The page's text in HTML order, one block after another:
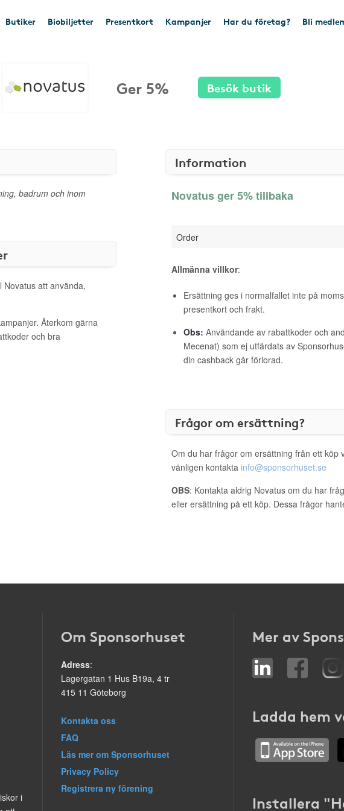
Butiker Biobiljetter Presentkort Kampanjer Har du företag? Bli
Ger 5% Besök butik
badrum och inom
Novatus att använda,
Återkom gärna
och bra
Information
Novatus ger 5% tillbaka
Order
Allmänna villkor:
Ersättning ges i normalfallet inte på
presentkort och frakt.
Obs: Användande av rabattkoder och
Mecenat) som ej utfärdats av
din cashback går förlorad.
Frågor om ersättning?
Om du har frågor om ersättning från ett köp
vänligen kontakta info@sponsorhuset.se
OBS: Kontakta aldrig Novatus om du har
eller ersättning på ett köp. Dessa frågor
i
Om Sponsorhuset
Adress:
Lagergatan 1 Hus B19a, 4 tr
415 11 Göteborg
Kontakta oss
FAQ
Läs mer om Sponsorhuset
Privacy Policy
Registrera ny förening
Mer av
Ladda hem
Installera